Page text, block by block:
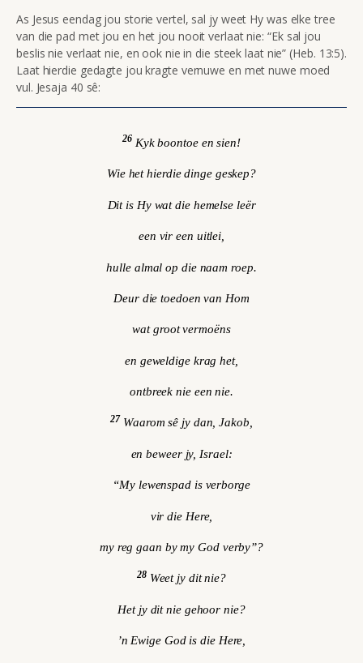
As Jesus eendag jou storie vertel, sal jy weet Hy was elke tree
van die pad met jou en het jou nooit verlaat nie: “Ek sal jou
beslis nie verlaat nie, en ook nie in die steek laat nie”(Heb. 13:5).
Laat hierdie gedagte jou kragte vernuwe en met nuwe moed
vul. Jesaja 40 sê:
26Kyk boontoe en sien!
Wie het hierdie dinge geskep?
Dit is Hy wat die hemelse leër
een vir een uitlei,
hulle almal op die naam roep.
Deur die toedoen van Hom
wat groot vermoëns
en geweldige krag het,
ontbreek nie een nie.
27 Waarom sê jy dan, Jakob,
en beweer jy, Israel:
“My lewenspad is verborge
vir die Here,
my reg gaan by my God verby”?
28Weet jy dit nie?
Het jy dit nie gehoor nie?
’n Ewige God is die Here,